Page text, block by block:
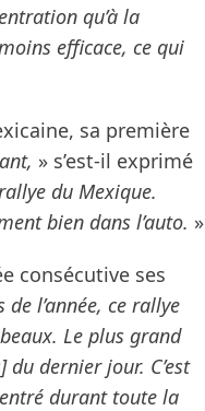
qu’à la
efficace, ce qui
sa première
» s’est-il exprimé
du Mexique.
bien dans l’auto. »
consécutive ses
de l’année, ce rallye
Le plus grand
dernier jour. C’est
durant toute la